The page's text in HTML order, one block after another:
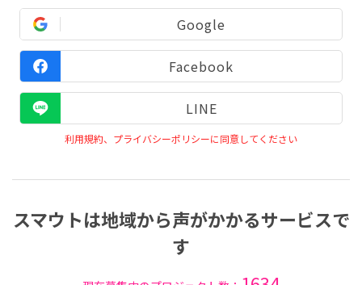
Google
Facebook
LINE
利用規約、プライバシーポリシーに同意してください
スマウトは地域から声がかかるサービスで
す